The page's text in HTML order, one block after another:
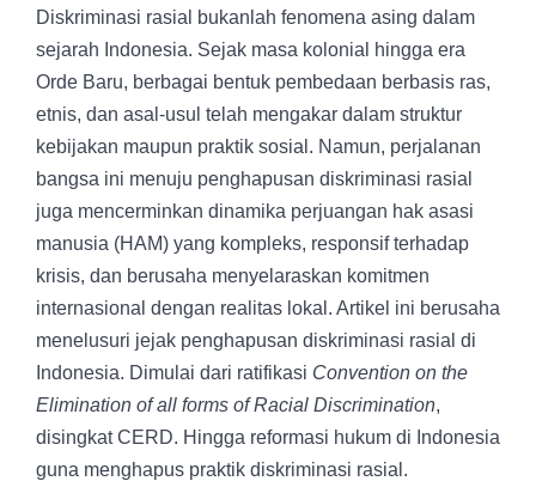
Diskriminasi rasial bukanlah fenomena asing dalam
sejarah Indonesia. Sejak masa kolonial hingga era
Orde Baru, berbagai bentuk pembedaan berbasis ras,
etnis, dan asal-usul telah mengakar dalam struktur
kebijakan maupun praktik sosial. Namun, perjalanan
bangsa ini menuju penghapusan diskriminasi rasial
juga mencerminkan dinamika perjuangan hak asasi
manusia (HAM) yang kompleks, responsif terhadap
krisis, dan berusaha menyelaraskan komitmen
internasional dengan realitas lokal. Artikel ini berusaha
menelusuri jejak penghapusan diskriminasi rasial di
Indonesia. Dimulai dari ratifikasi Convention on the
Elimination of all forms of Racial Discrimination,
disingkat CERD. Hingga reformasi hukum di Indonesia
guna menghapus praktik diskriminasi rasial.